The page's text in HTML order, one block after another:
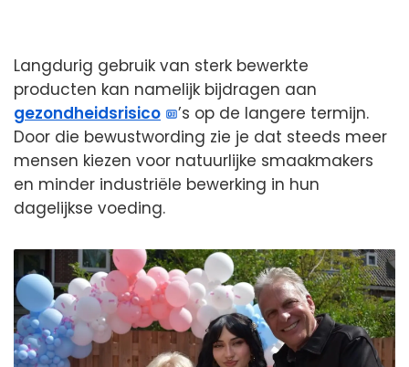
Langdurig gebruik van sterk bewerkte
producten kan namelijk bijdragen aan
gezondheidsrisico
’s op de langere termijn.
Door die bewustwording zie je dat steeds meer
mensen kiezen voor natuurlijke smaakmakers
en minder industriële bewerking in hun
dagelijkse voeding.